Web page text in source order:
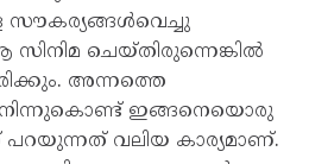
ചെയ്തിരുന്നെങ്കിൽ
അന്നത്തെ
നിന്നുകൊണ്ട് ഇങ്ങനെയൊരു
വലിയ കാര്യമാണ്.